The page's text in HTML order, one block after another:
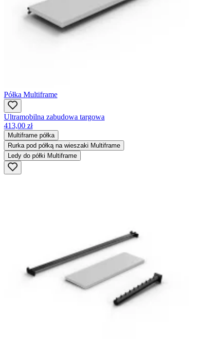
Półka Multiframe
Ultramobilna zabudowa targowa
413,00 zł
Multiframe półka
Rurka pod półką na wieszaki Multiframe
Ledy do półki Multiframe